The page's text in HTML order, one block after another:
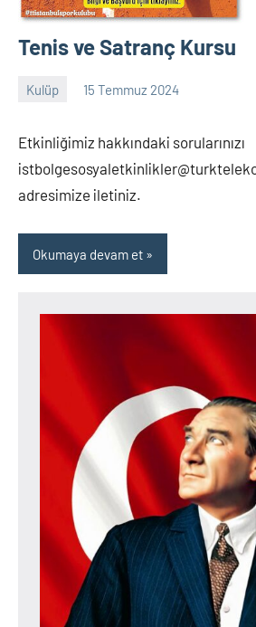
Tenis ve Satranç Kursu
Kulüp 15 Temmuz 2024
admin
Yorum
Etkinliğimiz hakkındaki sorularınızı
adresimize iletiniz.
Okumaya devam et